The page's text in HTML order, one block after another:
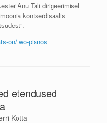
Anu Tali dirigeerimisel
kontserdisaalis
on/two-pianos
etendused
Kotta